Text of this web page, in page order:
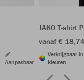
Aanpasbaar
JAKO T-shirt
vanaf €
Verkrijgbaar
kleuren